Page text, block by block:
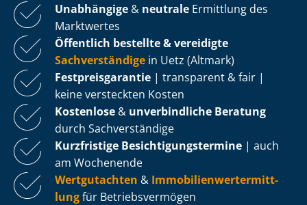
Unabhängige & neutrale Ermittlung des
Marktwertes
Öffentlich bestellte & vereidigte
Sachverständige in Uetz (Altmark)
Fest­preis­ga­ran­tie | transparent & fair |
keine versteckten Kosten
Kostenlose & unverbindliche Beratung
durch Sachverständige
Kurzfristige Be­sich­ti­gungs­ter­mi­ne | auch
am Wochenende
Wertgutachten & Im­mo­bi­li­en­wert­ermitt­
lungfür Be­triebs­ver­mö­gen